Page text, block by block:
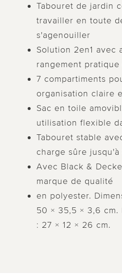
Tabouret de jardin
travailler en toute
s'agenouiller
Solution 2en1 avec
rangement
7 compartiments
organisation claire
Sac en toile
utilisation flexible
Tabouret stable
charge sûre
Avec Black &
marque de qualité
en polyester.
50 × 35,5 × 3,6 cm.
: 27 × 12 × 26 cm.